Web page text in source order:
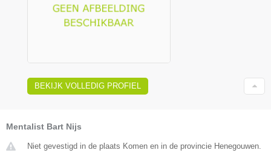
BEKIJK VOLLEDIG PROFIEL
Mentalist Bart Nijs
Niet gevestigd in de plaats Komen en in de provincie Henegouwen.